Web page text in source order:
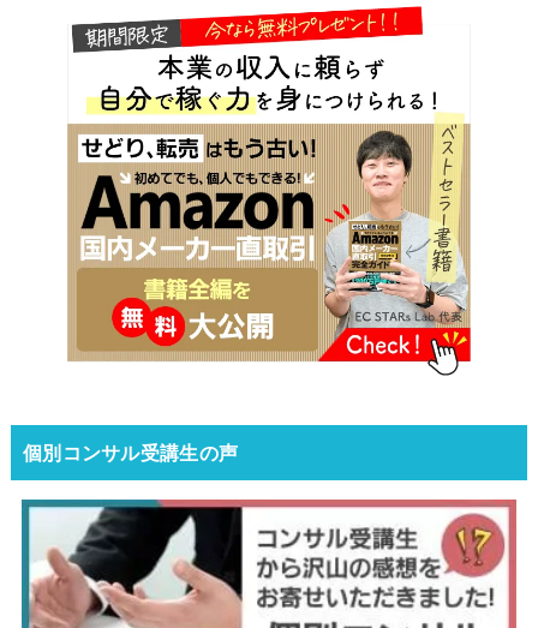
個別コンサル受講生の声